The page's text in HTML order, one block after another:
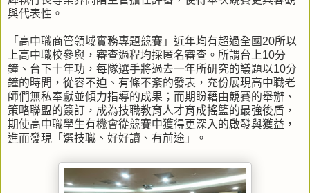
與代表性。
「高中職商管領域實務專題競賽」近年均有超過全國20所以
上高中職校參與，審查過程均採匿名審查。所謂台上10分
鐘、台下十年功，每隊選手將過去一年所研究的議題以10分
鐘的時間，從容不迫、有條不紊的發表，充份展現高中職老
師們無私奉獻並傾力指導的成果；而期盼藉由競賽的舉辦、
策略聯盟的簽訂，成為技職教育人才育成搖籃的最強後盾，
期使高中職學生有機會從競賽中獲得更深入的啟發與獲益，
進而發現「選技職、好好讀、有前途」。